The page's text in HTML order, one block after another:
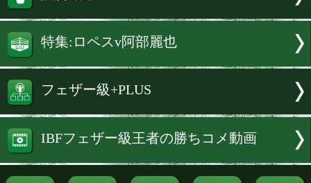
願のタイトル奪取に成功したのか?それ
上げで勝ち抜いてきたロペスがV3に成
か?運命のゴングがベローナで鳴り響い
試合結果へ